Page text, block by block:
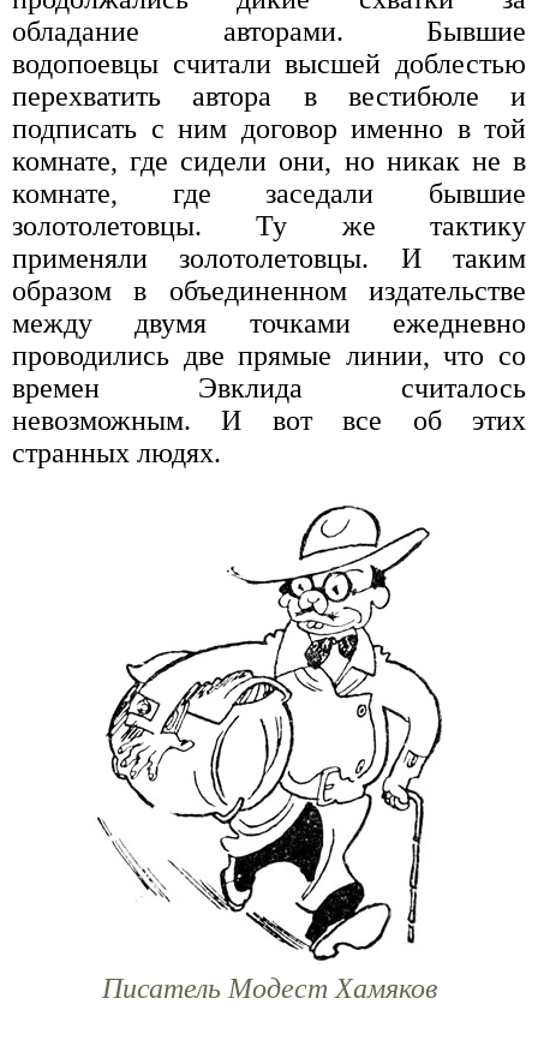
обладание авторами. Бывшие
водопоевцы считали высшей доблестью
перехватить автора в вестибюле и
подписать с ним договор именно в той
комнате, где сидели они, но никак не в
комнате, где заседали бывшие
золотолетовцы. Ту же тактику
применяли золотолетовцы. И таким
образом в объединенном издательстве
между двумя точками ежедневно
проводились две прямые линии, что со
времен Эвклида считалось
невозможным. И вот все об этих
странных людях.
Писатель Модест Хамяков